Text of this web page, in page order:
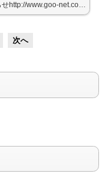
中古車在庫情報 日産ノート 入荷のお知らせhttp://www.goo-net.com/usedcar/spread/goo/13/700055178220131027002.html
次へ